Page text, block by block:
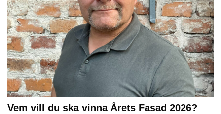
Vem vill du ska vinna Årets Fasad 2026?